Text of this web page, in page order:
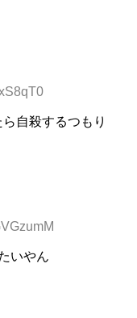
自殺するつもり
いやん